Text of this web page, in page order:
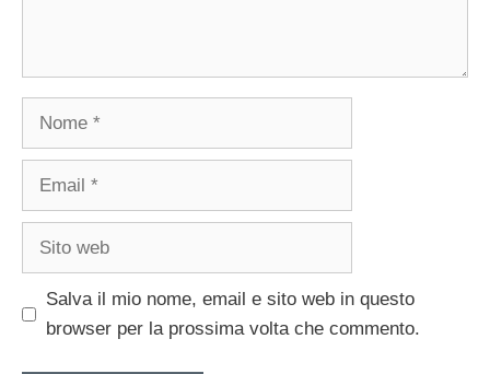
Nome
Email
Sito
Salva il mio nome, email e sito web in questo
browser per la prossima volta che commento.